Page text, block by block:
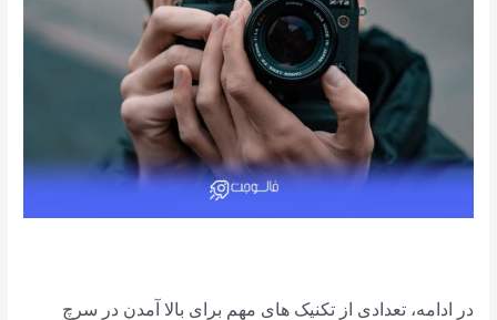
در ادامه، تعدادی از تکنیک های مهم برای بالا آمدن در سرچ